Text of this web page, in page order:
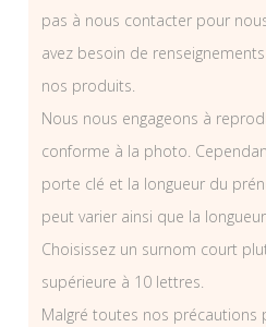
pas à nous contacter pour
avez besoin de
nos produits.
Nous nous engageons à
conforme à la photo.
porte clé et la longueur du
peut varier ainsi que la
Choisissez un surnom court
supérieure à 10 lettres.
Malgré toutes nos précautions